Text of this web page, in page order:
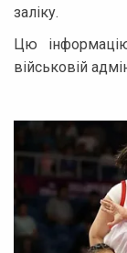
заліку.
Цю
військовій